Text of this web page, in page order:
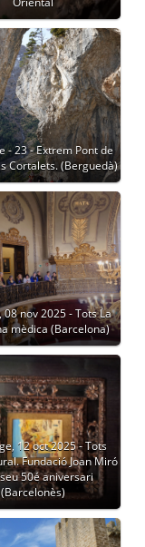
- 23 - Extrem Pont de
Cortalets. (Berguedà)
08 nov 2025 - Tots La
mèdica (Barcelona)
12 oct 2025 - Tots
Fundació Joan Miró
50é aniversari
(Barcelonès)